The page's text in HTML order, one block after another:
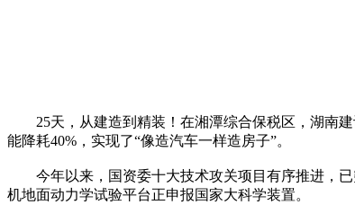
25天，从建造到精装！在湘潭综合保税区，湖南建
能降耗40%，实现了“像造汽车一样造房子”。
今年以来，国资委十大技术攻关项目有序推进，已
机地面动力学试验平台正申报国家大科学装置。